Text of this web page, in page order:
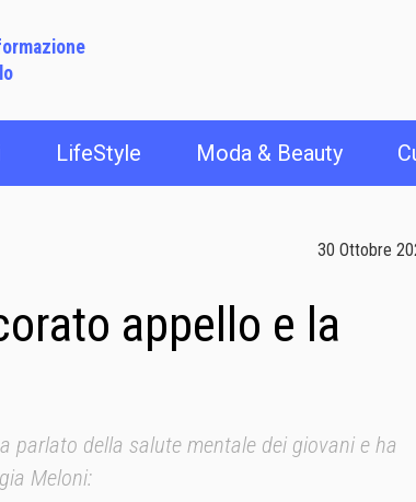
LifeStyle Moda & Beauty
30 Ottobre
appello e la
parlato della salute mentale dei giovani e ha
Meloni: